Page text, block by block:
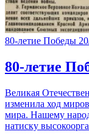
80-летие Победы
80-летие
Великая
изменила ход
мира. Нашему
натиску